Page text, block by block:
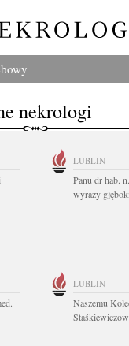
nekrologi
LUBLIN
Panu dr hab.
wyrazy
LUBLIN
Naszemu